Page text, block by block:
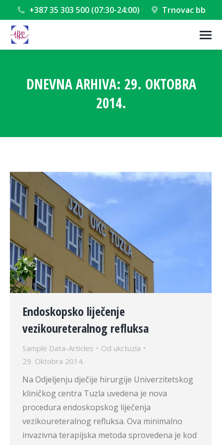
+387 35 303 500 (07:30-24:00) Trnovac bb
DNEVNA ARHIVA: 29. OKTOBRA
2014.
Endoskopsko liječenje
vezikoureteralnog refluksa
Sample Data-Articles Od ukctuzla
29. Oktobra 2014.
Na Odjeljenju dječije hirurgije Univerzitetskog
kliničkog centra Tuzla uvedena je nova
procedura endoskopskog liječenja
vezikoureteralnog refluksa. Ova minimalno
invazivna terapijska metoda sprovedena je kod